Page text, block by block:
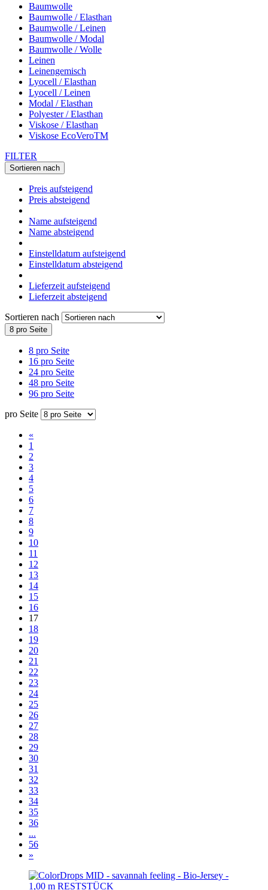
Baumwolle
Baumwolle / Elasthan
Baumwolle / Leinen
Baumwolle / Modal
Baumwolle / Wolle
Leinen
Leinengemisch
Lyocell / Elasthan
Lyocell / Leinen
Modal / Elasthan
Polyester / Elasthan
Viskose / Elasthan
Viskose EcoVeroTM
FILTER
Sortieren nach
Preis aufsteigend
Preis absteigend
Name aufsteigend
Name absteigend
Einstelldatum aufsteigend
Einstelldatum absteigend
Lieferzeit aufsteigend
Lieferzeit absteigend
Sortieren nach
8 pro Seite
8 pro Seite
16 pro Seite
24 pro Seite
48 pro Seite
96 pro Seite
pro Seite
«
1
2
3
4
5
6
7
8
9
10
11
12
13
14
15
16
17
18
19
20
21
22
23
24
25
26
27
28
29
30
31
32
33
34
35
36
...
56
»